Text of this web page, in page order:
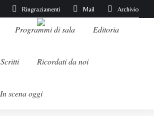
Ringraziamenti Mail Archivio
Programmi di sala Editoria
Scritti Ricordati da noi
In scena oggi